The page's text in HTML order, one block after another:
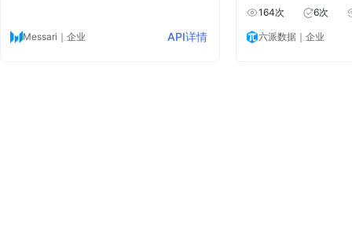
Messari ｜企业 API详情
服务。
164次 6次
六派数据 ｜企业